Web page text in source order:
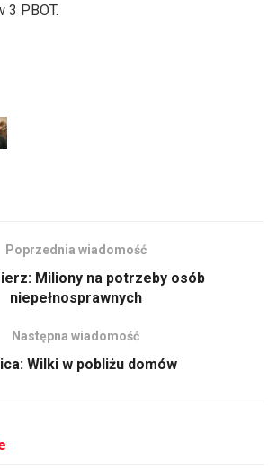
3 PBOT.
Poprzednia wiadomość
Miliony na potrzeby osób
niepełnosprawnych
Następna wiadomość
Wilki w pobliżu domów